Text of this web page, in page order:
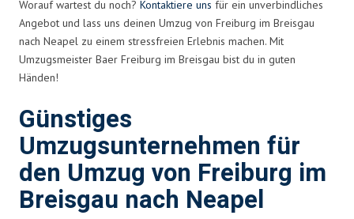
Worauf wartest du noch? Kontaktiere uns für ein unverbindliches
Angebot und lass uns deinen Umzug von Freiburg im Breisgau
nach Neapel zu einem stressfreien Erlebnis machen. Mit
Umzugsmeister Baer Freiburg im Breisgau bist du in guten
Händen!
Günstiges
Umzugsunternehmen für
den Umzug von Freiburg im
Breisgau nach Neapel